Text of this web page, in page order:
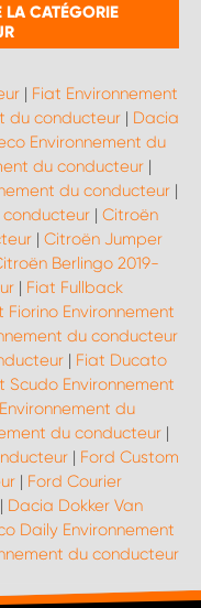
LA CATÉGORIE
| Fiat Environnement
du conducteur | Dacia
Environnement du
du conducteur|
du conducteur|
conducteur| Citroën
| Citroën Jumper
Berlingo 2019-
| Fiat Fullback
Fiorino Environnement
du conducteur
| Fiat Ducato
Scudo Environnement
du
du conducteur |
| Ford Custom
| Ford Courier
Dacia Dokker Van
Daily Environnement
du conducteur